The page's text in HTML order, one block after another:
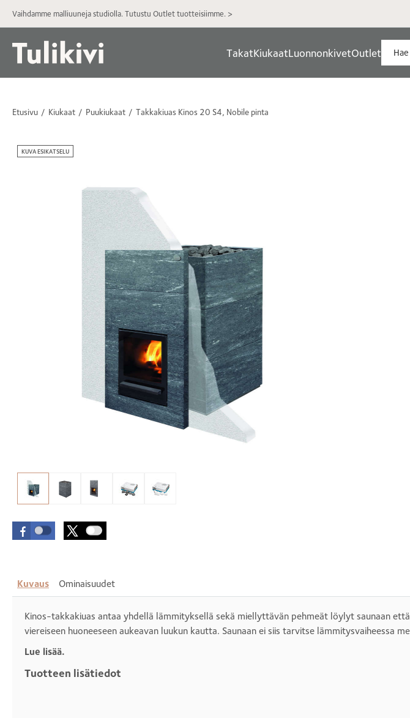
Vaihdamme malliuuneja studiolla. Tutustu Outlet tuotteisiimme. >
TakatKiukaatLuonnonkivetOutlet
Etusivu Kiukaat Puukiukaat Takkakiuas Kinos 20 S4, Nobile pinta
KUVA ESIKATSELU
Kuvaus Ominaisuudet
Kinos-takkakiuas antaa yhdellä lämmityksellä sekä miellyttävän pehmeät löylyt saunaan
viereiseen huoneeseen aukeavan luukun kautta. Saunaan ei siis tarvitse lämmitysvaiheessa
Lue lisää.
Tuotteen lisätiedot